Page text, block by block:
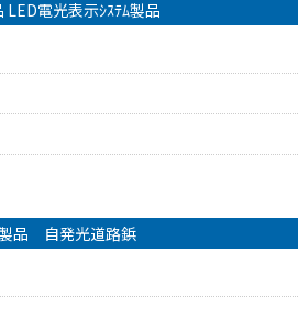
LED電光表示ｼｽﾃﾑ製品
品 自発光道路鋲